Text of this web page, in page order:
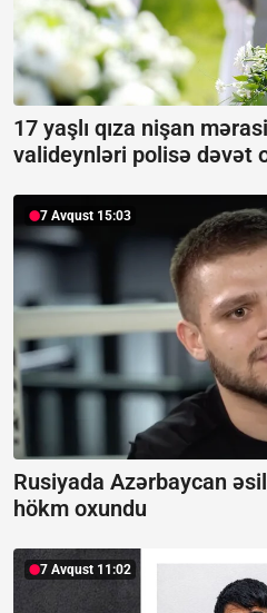
17 yaşlı qıza nişan
valideynləri polisə dəvət
7 Avqust 15:03
Rusiyada Azərbaycan
hökm oxundu
7 Avqust 11:02